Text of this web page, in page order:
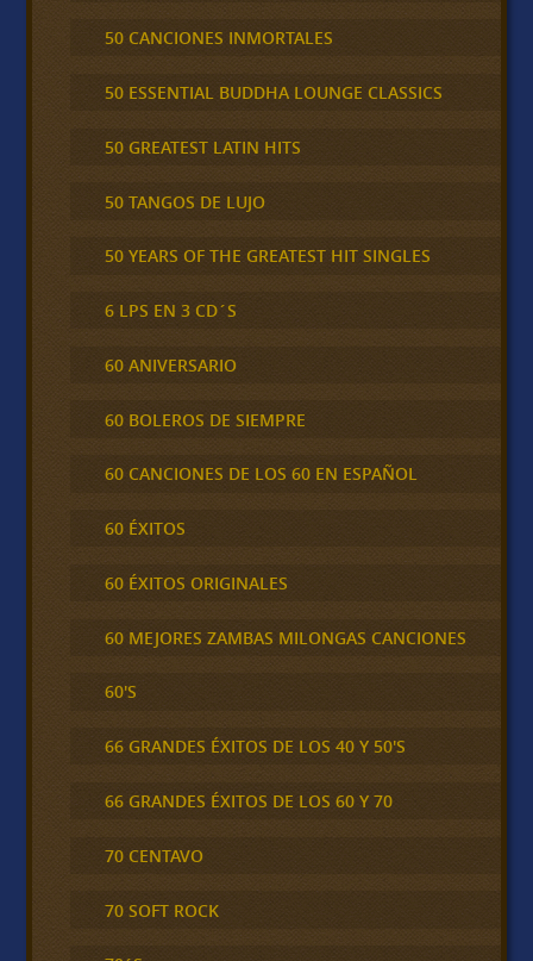
50 CANCIONES INMORTALES
50 ESSENTIAL BUDDHA LOUNGE CLASSICS
50 GREATEST LATIN HITS
50 TANGOS DE LUJO
50 YEARS OF THE GREATEST HIT SINGLES
6 LPS EN 3 CD´S
60 ANIVERSARIO
60 BOLEROS DE SIEMPRE
60 CANCIONES DE LOS 60 EN ESPAÑOL
60 ÉXITOS
60 ÉXITOS ORIGINALES
60 MEJORES ZAMBAS MILONGAS CANCIONES
60'S
66 GRANDES ÉXITOS DE LOS 40 Y 50'S
66 GRANDES ÉXITOS DE LOS 60 Y 70
70 CENTAVO
70 SOFT ROCK